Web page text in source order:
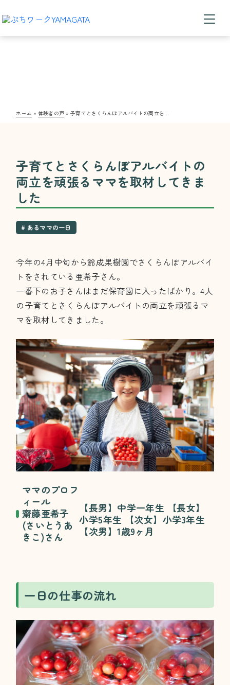
ホーム »体験者の声» 子育てとさくらんぼアルバイトの両立を頑張るママを取材してきました
子育てとさくらんぼアルバイトの
両立を頑張るママを取材してきま
した
# あるママの一日
今年の4月中旬から鈴成果樹園でさくらんぼアルバイ
トをされている亜希子さん。
一番下のお子さんはまだ保育園に入ったばかり。4人
の子育てとさくらんぼアルバイトの両立を頑張るマ
マを取材してきました。
ママのプロフ
ィール
齋藤亜希子
(さいとうあ
きこ)さん
【長男】中学一年生 【長女】
小学5年生 【次女】小学3年生
【次男】1歳9ヶ月
一日の仕事の流れ